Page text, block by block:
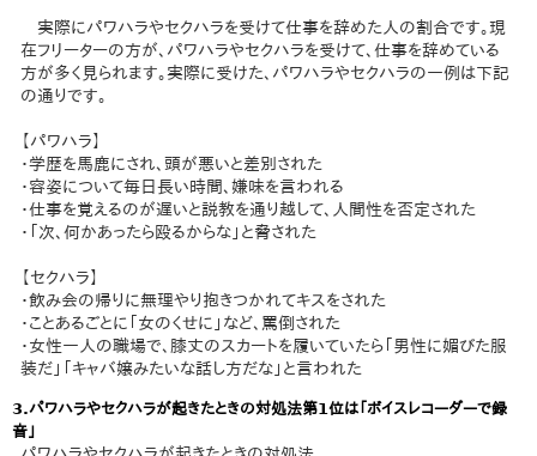
実際にパワハラやセクハラを受けて仕事を辞めた人の割合です。現
在フリーターの方が、パワハラやセクハラを受けて、仕事を辞めている
方が多く見られます。実際に受けた、パワハラやセクハラの一例は下記
の通りです。
【パワハラ】
・学歴を馬鹿にされ、頭が悪いと差別された
・容姿について毎日長い時間、嫌味を言われる
・仕事を覚えるのが遅いと説教を通り越して、人間性を否定された
・「次、何かあったら殴るからな」と脅された
【セクハラ】
・飲み会の帰りに無理やり抱きつかれてキスをされた
・ことあるごとに「女のくせに」など、罵倒された
・女性一人の職場で、膝丈のスカートを履いていたら「男性に媚びた服
装だ」「キャバ嬢みたいな話し方だな」と言われた
3.パワハラやセクハラが起きたときの対処法第1位は「ボイスレコーダーで録
音」